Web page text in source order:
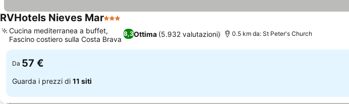
RVHotels Nieves Mar3 Stelle
8,3Ottima (5.932 valutazioni)
Cucina mediterranea a buffet,
Fascino costiero sulla Costa Brava
0.5 km da: St Peter's Church
Da 57 €
Guarda i prezzi di 11 siti